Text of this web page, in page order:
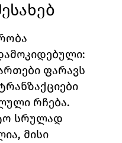
ფარავს
რჩება.
სრულად
მისი